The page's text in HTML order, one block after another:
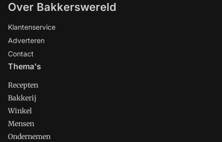
Over Bakkerswereld
Klantenservice
Adverteren
Contact
Thema's
Recepten
Bakkerij
Winkel
Mensen
Ondernemen